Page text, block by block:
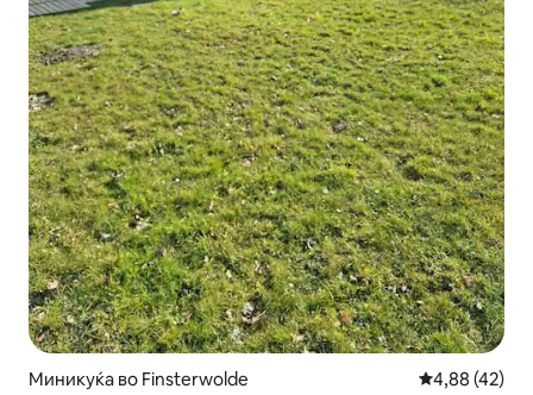
Миникуќа во Finsterwolde Просечна
4,88 (42)